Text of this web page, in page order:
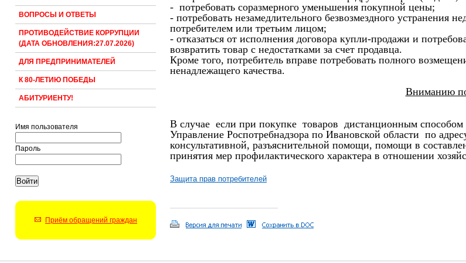
ВОПРОСЫ И ОТВЕТЫ
ПРОТИВОДЕЙСТВИЕ КОРРУПЦИИ
(ДАТА ОБНОВЛЕНИЯ:27.07.2026)
ДЛЯ ПРЕДПРИНИМАТЕЛЕЙ
К 80-ЛЕТИЮ ПОБЕДЫ
АБИТУРИЕНТУ!
Имя пользователя
Пароль
Приём обращений граждан
- потребовать соразмерного уменьшения покупной цены;
- потребовать незамедлительного безвозмездного устранения
потребителем или третьим лицом;
- отказаться от исполнения договора купли-продажи и
возвратить товар с недостатками за счет продавца.
Кроме того, потребитель вправе потребовать полного
ненадлежащего качества.
Вниманию
В случае если при покупке товаров дистанционным
Управление Роспотребнадзора по Ивановской области по
консультативной, разъяснительной помощи, помощи в
принятия мер профилактического характера в отношении
Защита прав потребителей